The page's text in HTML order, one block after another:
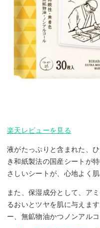
楽天レビューを見る
液がたっぷりと含まれた、
き和紙製法の国産シートが
さしいシートが、心地よく肌
また、保湿成分として、ア
るおいとツヤを肌に与えま
ー、無鉱物油かつノンアル